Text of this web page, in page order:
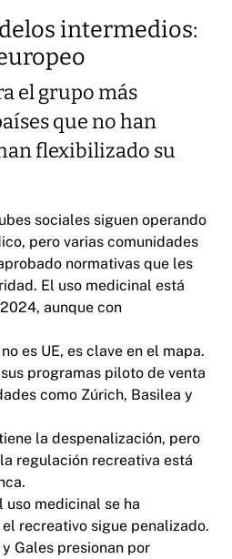
intermedios:
el grupo más
que no han
flexibilizado su
sociales siguen operando
pero varias comunidades
normativas que les
El uso medicinal está
aunque con
es UE, es clave en el mapa.
programas piloto de venta
como Zúrich, Basilea y
la despenalización, pero
regulación recreativa está
uso medicinal se ha
recreativo sigue penalizado.
Gales presionan por